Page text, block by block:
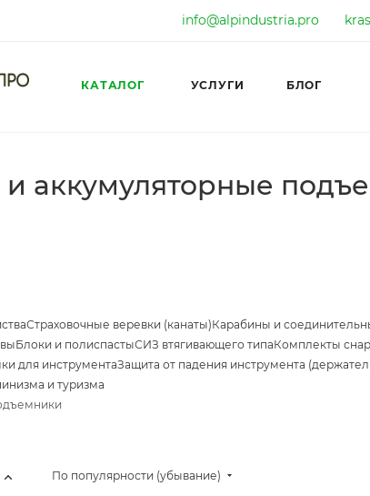
info@alpindustria.pro
КАТАЛОГ УСЛУГИ БЛОГ
аккумуляторные
Страховочные веревки (канаты)Карабины и
Блоки и полиспастыСИЗ втягивающего типаКомплекты
для инструментаЗащита от падения инструмента
и туризма
По популярности (убывание)